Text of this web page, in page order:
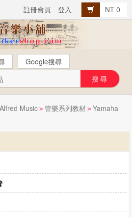
註冊會員 登入 NT 0
Google搜尋
Alfred Music > 管樂系列教材 > Yamaha